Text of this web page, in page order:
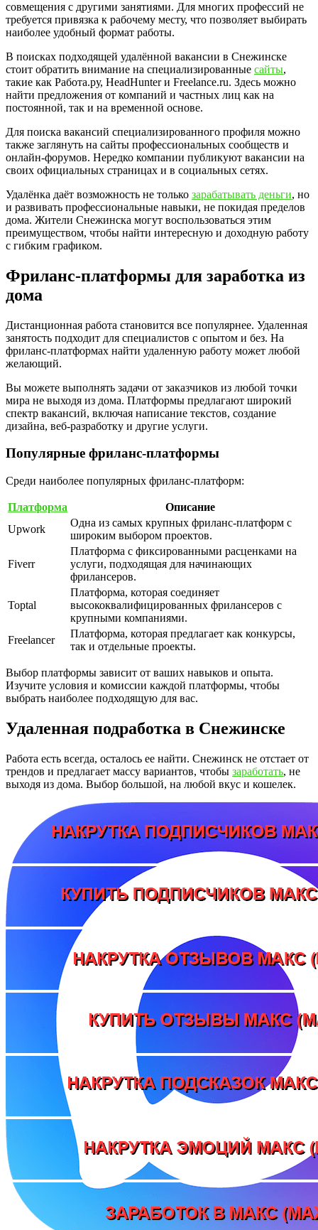
совмещения с другими занятиями. Для многих профессий не
требуется привязка к рабочему месту, что позволяет выбирать
наиболее удобный формат работы.
В поисках подходящей удалённой вакансии в Снежинске
стоит обратить внимание на специализированные сайты,
такие как Работа.ру, HeadHunter и Freelance.ru. Здесь можно
найти предложения от компаний и частных лиц как на
постоянной, так и на временной основе.
Для поиска вакансий специализированного профиля можно
также заглянуть на сайты профессиональных сообществ и
онлайн-форумов. Нередко компании публикуют вакансии на
своих официальных страницах и в социальных сетях.
Удалёнка даёт возможность не только зарабатывать деньги, но
и развивать профессиональные навыки, не покидая пределов
дома. Жители Снежинска могут воспользоваться этим
преимуществом, чтобы найти интересную и доходную работу
с гибким графиком.
Фриланс-платформы для заработка из
дома
Дистанционная работа становится все популярнее. Удаленная
занятость подходит для специалистов с опытом и без. На
фриланс-платформах найти удаленную работу может любой
желающий.
Вы можете выполнять задачи от заказчиков из любой точки
мира не выходя из дома. Платформы предлагают широкий
спектр вакансий, включая написание текстов, создание
дизайна, веб-разработку и другие услуги.
Популярные фриланс-платформы
Среди наиболее популярных фриланс-платформ:
Платформа
Описание
Upwork
Одна из самых крупных фриланс-платформ с
широким выбором проектов.
Fiverr
Платформа с фиксированными расценками на
услуги, подходящая для начинающих
фрилансеров.
Toptal
Платформа, которая соединяет
высококвалифицированных фрилансеров с
крупными компаниями.
Freelancer
Платформа, которая предлагает как конкурсы,
так и отдельные проекты.
Выбор платформы зависит от ваших навыков и опыта.
Изучите условия и комиссии каждой платформы, чтобы
выбрать наиболее подходящую для вас.
Удаленная подработка в Снежинске
Работа есть всегда, осталось ее найти. Снежинск не отстает от
трендов и предлагает массу вариантов, чтобы заработать, не
выходя из дома. Выбор большой, на любой вкус и кошелек.